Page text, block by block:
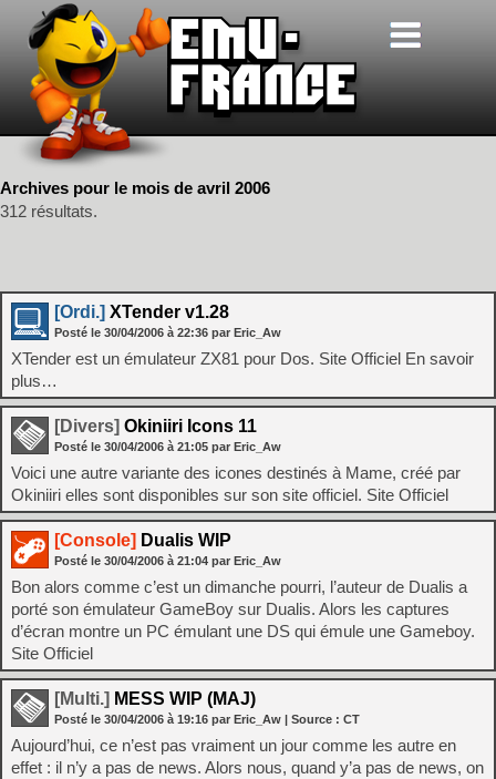
Archives pour le mois de avril 2006
312 résultats.
[Ordi.] XTender v1.28
Posté le 30/04/2006 à 22:36 par Eric_Aw
XTender est un émulateur ZX81 pour Dos. Site Officiel En savoir
plus…
[Divers] Okiniiri Icons 11
Posté le 30/04/2006 à 21:05 par Eric_Aw
Voici une autre variante des icones destinés à Mame, créé par
Okiniiri elles sont disponibles sur son site officiel. Site Officiel
[Console] Dualis WIP
Posté le 30/04/2006 à 21:04 par Eric_Aw
Bon alors comme c’est un dimanche pourri, l’auteur de Dualis a
porté son émulateur GameBoy sur Dualis. Alors les captures
d’écran montre un PC émulant une DS qui émule une Gameboy.
Site Officiel
[Multi.] MESS WIP (MAJ)
Posté le 30/04/2006 à 19:16 par Eric_Aw | Source : CT
Aujourd’hui, ce n’est pas vraiment un jour comme les autre en
effet : il n’y a pas de news. Alors nous, quand y’a pas de news, on